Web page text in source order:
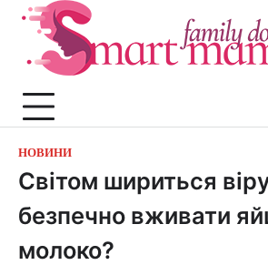
Перейти
НОВИНИ
Світом шириться
безпечно вживати
молоко?